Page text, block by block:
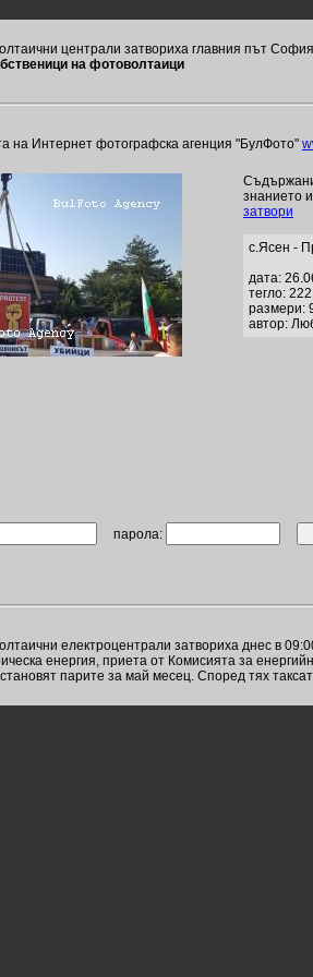
централи затвориха главния път
на фотоволтаици
на Интернет фотографска агенция "БулФото"
знанието
затвори
с.Ясен -
дата:
тегло:
размери:
автор:
парола:
електроцентрали затвориха днес в
енергия, приета от Комисията за
парите за май месец. Според тях